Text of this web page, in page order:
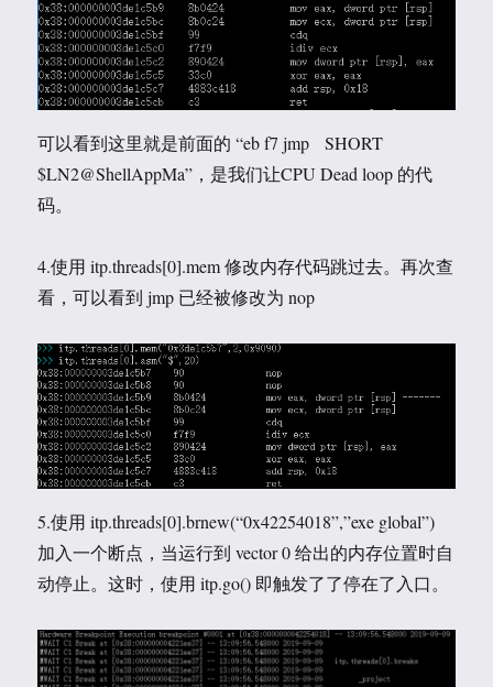
可以看到这里就是前面的 “eb f7 jmp SHORT
$LN2@ShellAppMa”，是我们让CPU Dead loop 的代
码。
4.使用 itp.threads[0].mem 修改内存代码跳过去。再次查
看，可以看到 jmp 已经被修改为 nop
5.使用 itp.threads[0].brnew(“0x42254018”,”exe global”)
加入一个断点，当运行到 vector 0 给出的内存位置时自
动停止。这时，使用 itp.go() 即触发了了停在了入口。